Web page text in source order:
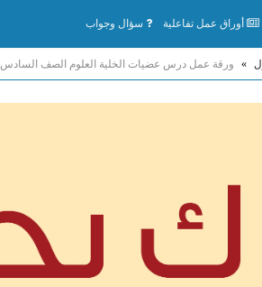
أوراق عمل تفاعلية سؤال وجواب
» ورقة عمل درس عضيات الخلية العلوم الصف السادس